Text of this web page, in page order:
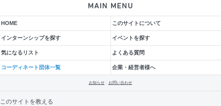
MAIN MENU
HOME このサイトについて
インターンシップを探す イベントを探す
気になるリスト よくある質問
コーディネート団体一覧 企業・経営者様へ
お知らせ お問い合わせ
このサイトを教える